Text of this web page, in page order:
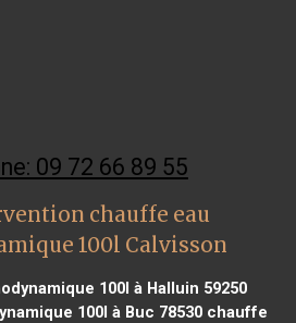
09 72 66 89 55
chauffe eau
100l Calvisson
100l à Halluin 59250
100l à Buc 78530 chauffe